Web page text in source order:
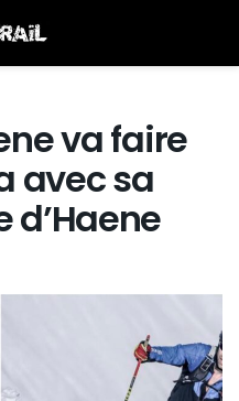
va faire
avec sa